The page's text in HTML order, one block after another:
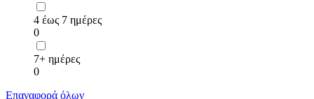
4 έως 7 ημέρες
0
7+ ημέρες
0
Επαναφορά όλων